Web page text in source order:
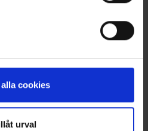
cookies
urval
in i gänget!
så kan du också synas här!